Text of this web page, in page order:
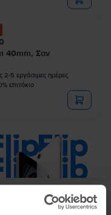
40mm, Σαν
2-5 εργάσιμες ημέρες
επιτόκιο